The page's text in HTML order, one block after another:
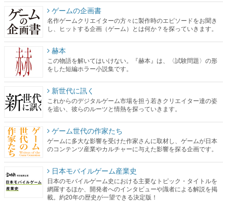
ゲームの企画書
名作ゲームクリエイターの方々に製作時のエピソードをお聞き
し、ヒットする企画（ゲーム）とは何か？を探っていきます。
赫本
この物語を解いてはいけない。『赫本』は、〈試験問題〉の形
をした短編ホラー小説集です。
新世代に訊く
これからのデジタルゲーム市場を担う若きクリエイター達の姿
を追い、彼らのルーツと情熱を探っていきます。
ゲーム世代の作家たち
ゲームに多大な影響を受けた作家さんに取材し、ゲームが日本
のコンテンツ産業やカルチャーに与えた影響を探る企画です。
日本モバイルゲーム産業史
日本のモバイルゲーム史における主要なトピック・タイトルを
網羅するほか、開発者へのインタビューや識者による解説を掲
載。約20年の歴史が一望できる決定版！